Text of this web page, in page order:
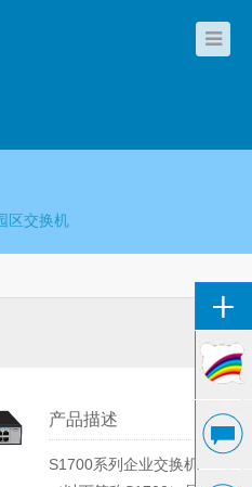
区交换机
产品描述
S1700系列企业交换机